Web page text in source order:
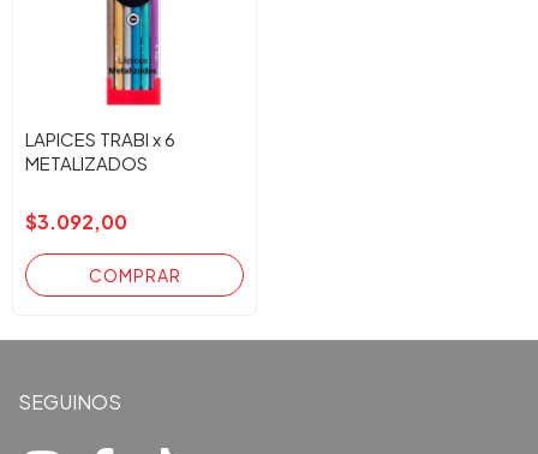
LAPICES TRABI x 6
METALIZADOS
$3.092,00
SEGUINOS